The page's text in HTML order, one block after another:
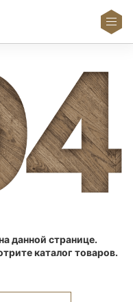
данной странице.
каталог товаров.